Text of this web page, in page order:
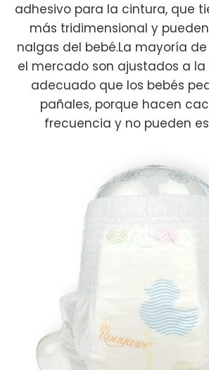
adhesivo para la cintura, que
más tridimensional y
nalgas del bebé.La mayoría
el mercado son ajustados a la
adecuado que los bebés
pañales, porque hacen
frecuencia y no pueden